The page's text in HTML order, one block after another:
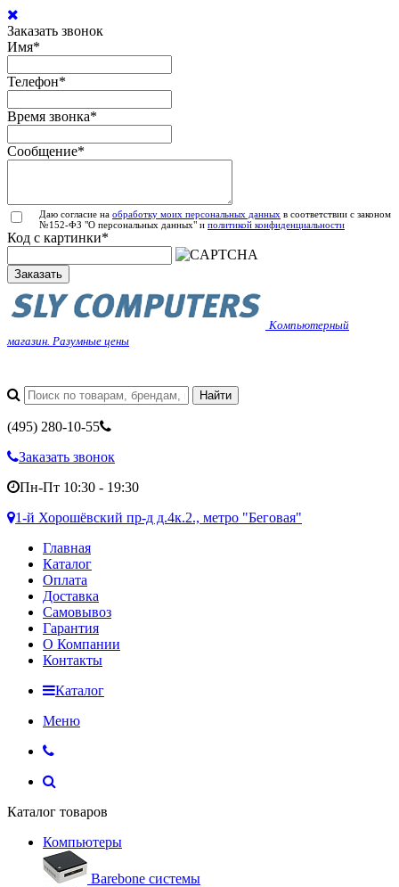
Заказать звонок
Имя*
Телефон*
Время звонка*
Сообщение*
Даю согласие на обработку моих персональных данных в соответствии с законом
№152-ФЗ "О персональных данных" и политикой конфиденциальности
Код с картинки*
Заказать
Компьютерный
магазин. Разумные цены
(495) 280-10-55
Заказать звонок
Пн-Пт 10:30 - 19:30
1-й Хорошёвский пр-д д.4к.2., метро "Беговая"
Главная
Каталог
Оплата
Доставка
Самовывоз
Гарантия
О Компании
Контакты
Каталог
Меню
Каталог товаров
Компьютеры
Barebone системы